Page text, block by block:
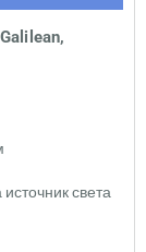
света